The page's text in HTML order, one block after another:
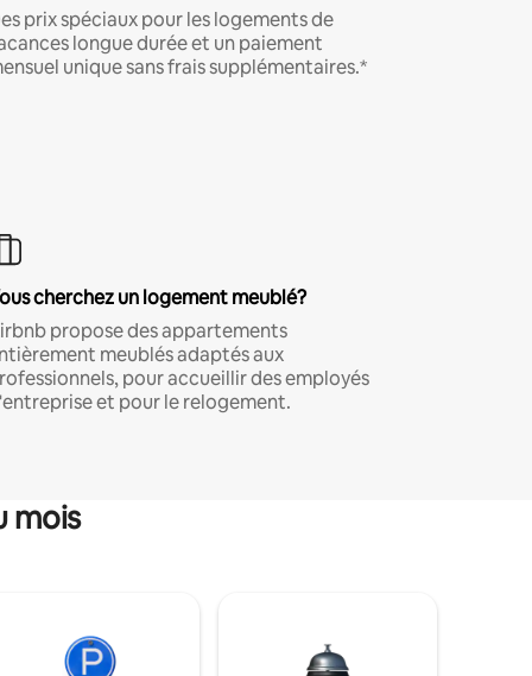
prix spéciaux pour les logements de
longue durée et un paiement
unique sans frais supplémentaires.*
cherchez un logement meublé?
propose des appartements
meublés adaptés aux
pour accueillir des employés
et pour le relogement.
mois